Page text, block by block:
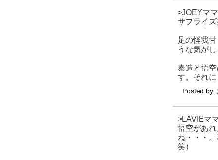
>JOEYマ
サプライ
足の怪我
うな気が
泰造と悟
す。それ
Posted by
>LAVIEマ
悟空があ
ね・・・
笑）